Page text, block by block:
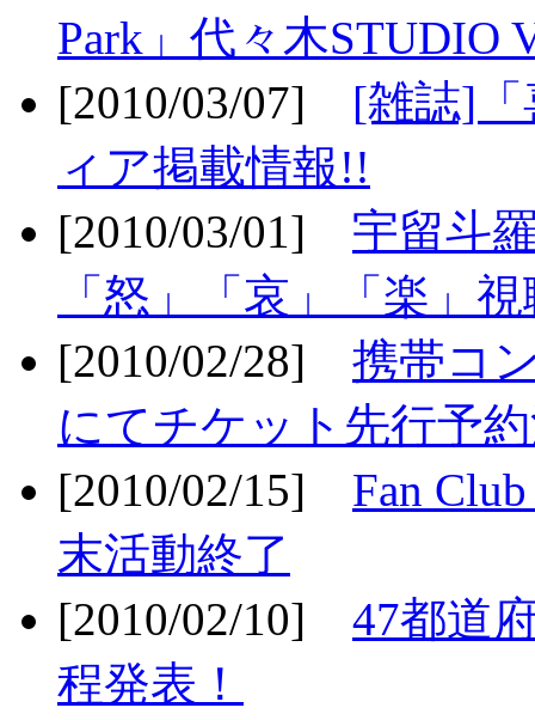
Park」代々木STUDIO
[2010/03/07] [雑誌]「
ィア掲載情報!!
[2010/03/01] 宇留斗
「怒」「哀」「楽」
[2010/02/28] 携帯コ
にてチケット先行予
[2010/02/15] Fan
末活動終了
[2010/02/10] 47都道
程発表！